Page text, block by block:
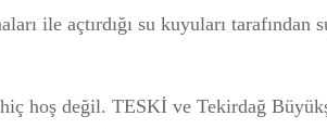
ile açtırdığı su kuyuları tarafından
hoş değil. TESKİ ve Tekirdağ